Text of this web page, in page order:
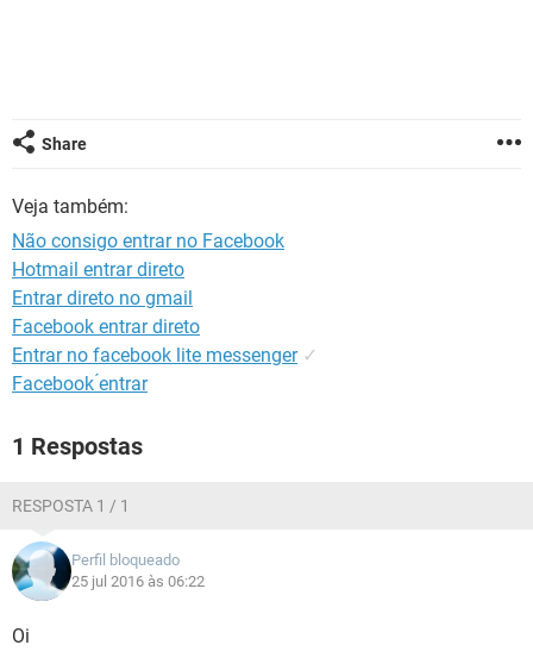
Share
Veja também:
Não consigo entrar no Facebook
Hotmail entrar direto
Entrar direto no gmail
Facebook entrar direto
Entrar no facebook lite messenger ✓
Facebook ́entrar
1 Respostas
RESPOSTA 1 / 1
Perfil bloqueado
25 jul 2016 às 06:22
Oi